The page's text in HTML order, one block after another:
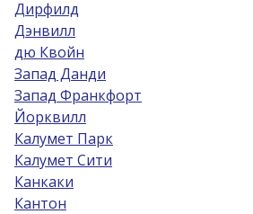
Дирфилд
Дэнвилл
дю Квойн
Запад Данди
Запад Франкфорт
Йорквилл
Калумет Парк
Калумет Сити
Канкаки
Кантон